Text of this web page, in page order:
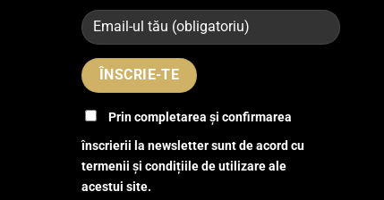
Prin completarea și confirmarea
înscrierii la newsletter sunt de acord cu
termenii și condițiile de utilizare ale
acestui site.